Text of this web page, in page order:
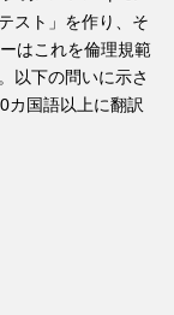
スト」を作り、そ
はこれを倫理規範
以下の問いに示さ
カ国語以上に翻訳